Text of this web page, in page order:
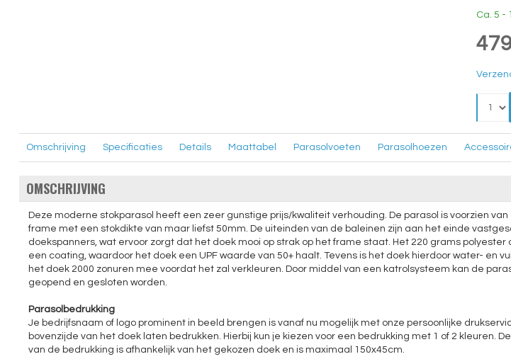
Ca. 5 -
Omschrijving Specificaties Details Maattabel Parasolvoeten Parasolhoezen
OMSCHRIJVING
Deze moderne stokparasol heeft een zeer gunstige prijs/kwaliteit verhouding. De parasol is voorzien
frame met een stokdikte van maar liefst 50mm. De uiteinden van de baleinen zijn aan het einde
doekspanners, wat ervoor zorgt dat het doek mooi op strak op het frame staat. Het 220 grams polyester
een coating, waardoor het doek een UPF waarde van 50+ haalt. Tevens is het doek hierdoor water- en
het doek 2000 zonuren mee voordat het zal verkleuren. Door middel van een katrolsysteem kan de
geopend en gesloten worden.
Parasolbedrukking
Je bedrijfsnaam of logo prominent in beeld brengen is vanaf nu mogelijk met onze persoonlijke
bovenzijde van het doek laten bedrukken. Hierbij kun je kiezen voor een bedrukking met 1 of 2 kleuren.
van de bedrukking is afhankelijk van het gekozen doek en is maximaal 150x45cm.